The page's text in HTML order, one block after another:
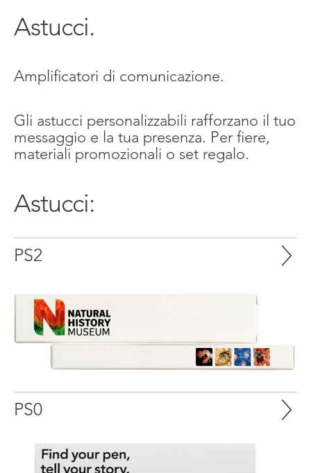
Astucci.
Amplificatori di comunicazione.
Gli astucci personalizzabili rafforzano il tuo
messaggio e la tua presenza. Per fiere,
materiali promozionali o set regalo.
Astucci:
PS2
PS0